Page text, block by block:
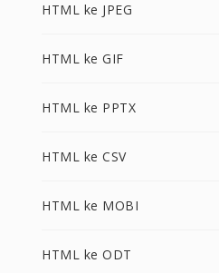
HTML ke JPEG
HTML ke GIF
HTML ke PPTX
HTML ke CSV
HTML ke MOBI
HTML ke ODT